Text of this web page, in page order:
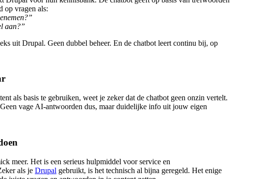
op vragen als:
aan?”
uit Drupal. Geen dubbel beheer. En de chatbot leert continu bij, op
als basis te gebruiken, weet je zeker dat de chatbot geen onzin vertelt.
vage AI-antwoorden dus, maar duidelijke info uit jouw eigen
meer. Het is een serieus hulpmiddel voor service en
als je Drupal gebruikt, is het technisch al bijna geregeld. Het enige